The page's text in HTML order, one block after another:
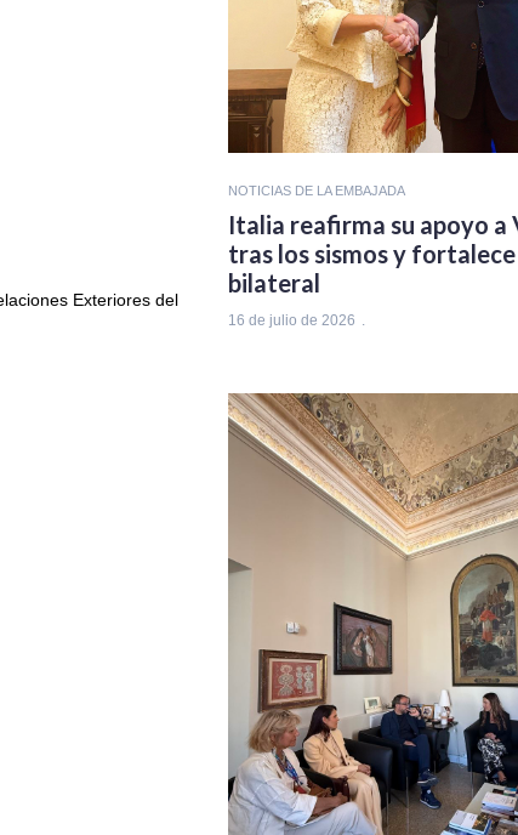
Exteriores del
NOTICIAS DE LA EMBAJADA
Italia reafirma su apoyo a
tras los sismos y
bilateral
16 de julio de 2026